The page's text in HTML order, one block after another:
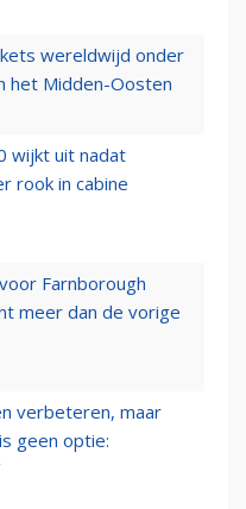
wereldwijd onder
het Midden-Oosten
wijkt uit nadat
rook in cabine
Farnborough
meer dan de vorige
verbeteren, maar
geen optie: